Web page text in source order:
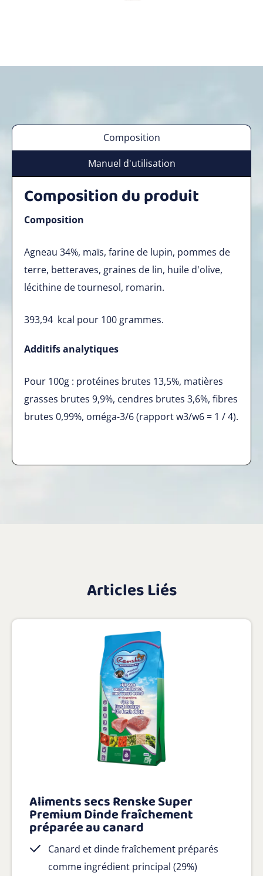
Composition
Manuel d'utilisation
Composition du produit
Composition
Agneau 34%, maïs, farine de lupin, pommes de
terre, betteraves, graines de lin, huile d'olive,
lécithine de tournesol, romarin.
393,94 kcal pour 100 grammes.
Additifs analytiques
Pour 100g : protéines brutes 13,5%, matières
grasses brutes 9,9%, cendres brutes 3,6%, fibres
brutes 0,99%, oméga-3/6 (rapport w3/w6 = 1 / 4).
Articles Liés
Aliments secs Renske Super
Premium Dinde fraîchement
préparée au canard
Canard et dinde fraîchement préparés
comme ingrédient principal (29%)